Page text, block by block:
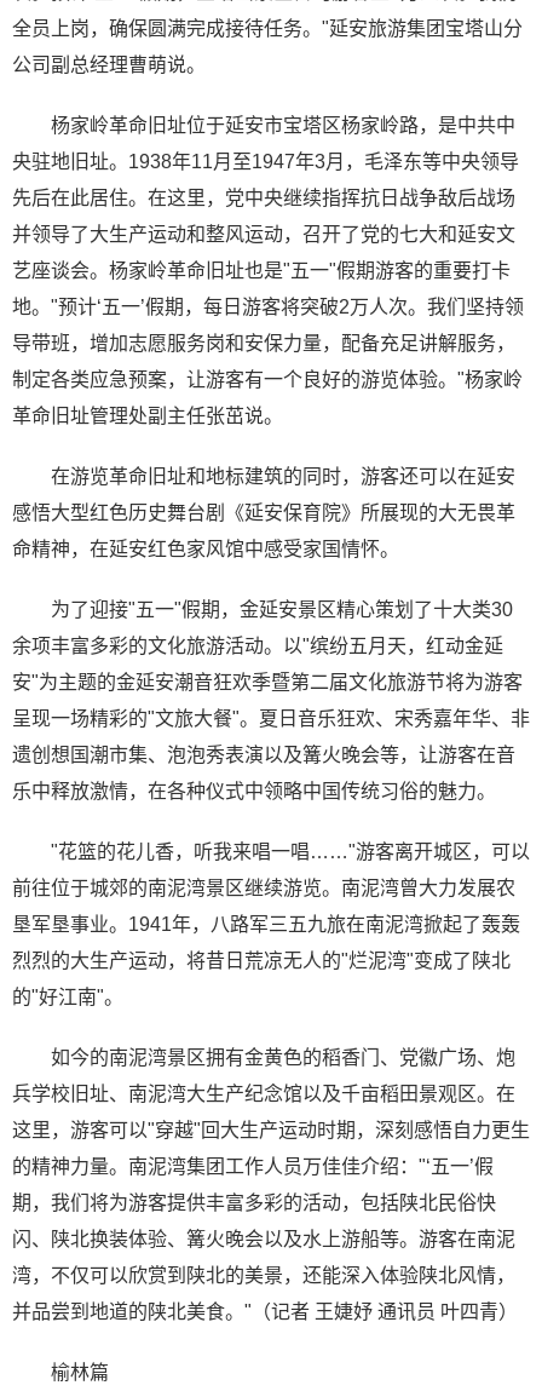
全员上岗，确保圆满完成接待任务。"延安旅游集团宝塔山分
公司副总经理曹萌说。
杨家岭革命旧址位于延安市宝塔区杨家岭路，是中共中
央驻地旧址。1938年11月至1947年3月，毛泽东等中央领导
先后在此居住。在这里，党中央继续指挥抗日战争敌后战场
并领导了大生产运动和整风运动，召开了党的七大和延安文
艺座谈会。杨家岭革命旧址也是"五一"假期游客的重要打卡
地。"预计‘五一’假期，每日游客将突破2万人次。我们坚持领
导带班，增加志愿服务岗和安保力量，配备充足讲解服务，
制定各类应急预案，让游客有一个良好的游览体验。"杨家岭
革命旧址管理处副主任张茁说。
在游览革命旧址和地标建筑的同时，游客还可以在延安
感悟大型红色历史舞台剧《延安保育院》所展现的大无畏革
命精神，在延安红色家风馆中感受家国情怀。
为了迎接"五一"假期，金延安景区精心策划了十大类30
余项丰富多彩的文化旅游活动。以"缤纷五月天，红动金延
安"为主题的金延安潮音狂欢季暨第二届文化旅游节将为游客
呈现一场精彩的"文旅大餐"。夏日音乐狂欢、宋秀嘉年华、非
遗创想国潮市集、泡泡秀表演以及篝火晚会等，让游客在音
乐中释放激情，在各种仪式中领略中国传统习俗的魅力。
"花篮的花儿香，听我来唱一唱……"游客离开城区，可以
前往位于城郊的南泥湾景区继续游览。南泥湾曾大力发展农
垦军垦事业。1941年，八路军三五九旅在南泥湾掀起了轰轰
烈烈的大生产运动，将昔日荒凉无人的"烂泥湾"变成了陕北
的"好江南"。
如今的南泥湾景区拥有金黄色的稻香门、党徽广场、炮
兵学校旧址、南泥湾大生产纪念馆以及千亩稻田景观区。在
这里，游客可以"穿越"回大生产运动时期，深刻感悟自力更生
的精神力量。南泥湾集团工作人员万佳佳介绍："‘五一’假
期，我们将为游客提供丰富多彩的活动，包括陕北民俗快
闪、陕北换装体验、篝火晚会以及水上游船等。游客在南泥
湾，不仅可以欣赏到陕北的美景，还能深入体验陕北风情，
并品尝到地道的陕北美食。"（记者 王婕妤 通讯员 叶四青）
榆林篇